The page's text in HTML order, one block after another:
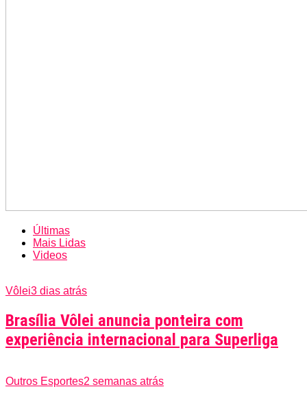
Últimas
Mais Lidas
Videos
Vôlei3 dias atrás
Brasília Vôlei anuncia ponteira com
experiência internacional para Superliga
Outros Esportes2 semanas atrás